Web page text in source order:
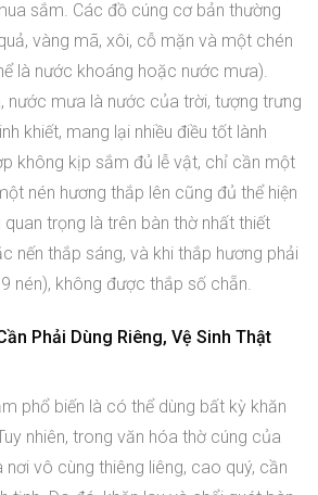
sắm. Các đồ cúng cơ bản thường
vàng mã, xôi, cỗ mặn và một chén
là nước khoáng hoặc nước mưa).
nước mưa là nước của trời, tượng trưng
khiết, mang lại nhiều điều tốt lành
không kịp sắm đủ lễ vật, chỉ cần một
nén hương thắp lên cũng đủ thể hiện
quan trọng là trên bàn thờ nhất thiết
nến thắp sáng, và khi thắp hương phải
nén), không được thắp số chẵn.
Phải Dùng Riêng, Vệ Sinh Thật
phổ biến là có thể dùng bất kỳ khăn
nhiên, trong văn hóa thờ cúng của
nơi vô cùng thiêng liêng, cao quý, cần